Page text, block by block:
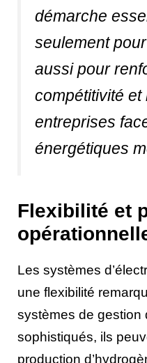
démarche
seulement
aussi pour
compétitivité et
entreprises
énergétiques
Flexibilité et
Les systèmes
une flexibilité
systèmes de gestion
sophistiqués, ils
production